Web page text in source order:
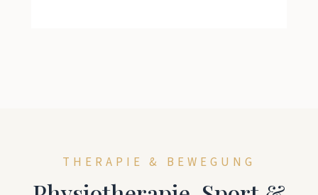
THERAPIE & BEWEGUNG